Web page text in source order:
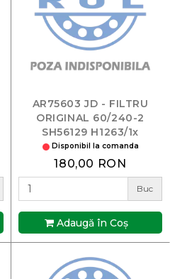
AR75603 JD - FILTRU
ORIGINAL 60/240-2
SH56129 H1263/1x
Disponibil la comanda
180,00 RON
Buc
Adaugă în Coş